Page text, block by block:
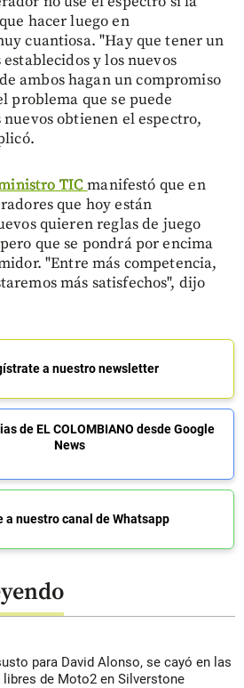
hacer luego en
cuantiosa. "Hay que tener un
y los nuevos
ambos hagan un compromiso
problema que se puede
obtienen el espectro,
TICmanifestó que en
que hoy están
quieren reglas de juego
que se pondrá por encima
"Entre más competencia,
más satisfechos", dijo
a nuestro newsletter
de EL COLOMBIANO desde Google
News
a nuestro canal de Whatsapp
para David Alonso, se cayó en las
libres de Moto2 en Silverstone